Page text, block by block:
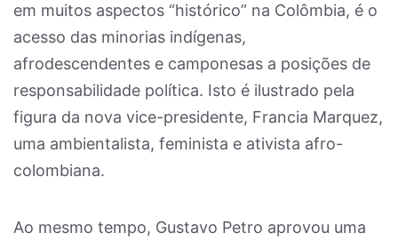
em muitos aspectos “histórico” na Colômbia, é o
acesso das minorias indígenas,
afrodescendentes e camponesas a posições de
responsabilidade política. Isto é ilustrado pela
figura da nova vice-presidente, Francia Marquez,
uma ambientalista, feminista e ativista afro-
colombiana.
Ao mesmo tempo, Gustavo Petro aprovou uma